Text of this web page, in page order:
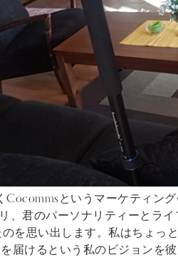
Cocommsというマーケティン
、君のパーソナリティーとラ
を思い出します。私はちょっ
届けるという私のビジョンを